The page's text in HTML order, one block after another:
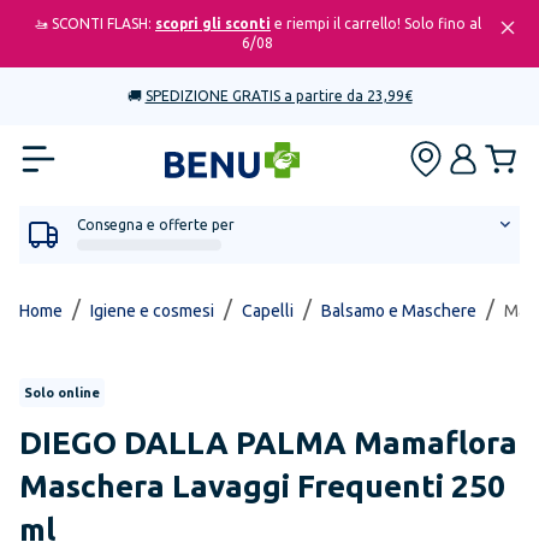
🚤 SCONTI FLASH: scopri gli sconti e riempi il carrello! Solo fino al
6/08
🚚 SPEDIZIONE GRATIS a partire da 23,99€
Consegna e offerte per
Home / Igiene e cosmesi / Capelli / Balsamo e Maschere /
Solo online
DIEGO DALLA PALMA Mamaflora
Maschera Lavaggi Frequenti 250
ml